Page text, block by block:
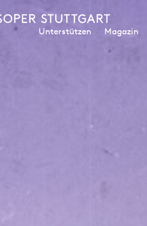
Unterstützen Magazin